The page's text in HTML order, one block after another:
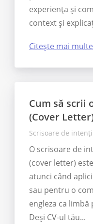
experiența și
context și
Citește mai
Cum să scrii
(Cover
Scrisoare de
O scrisoare de
(cover letter)
atunci când
sau pentru o
engleza ca
Deși CV-ul tău...